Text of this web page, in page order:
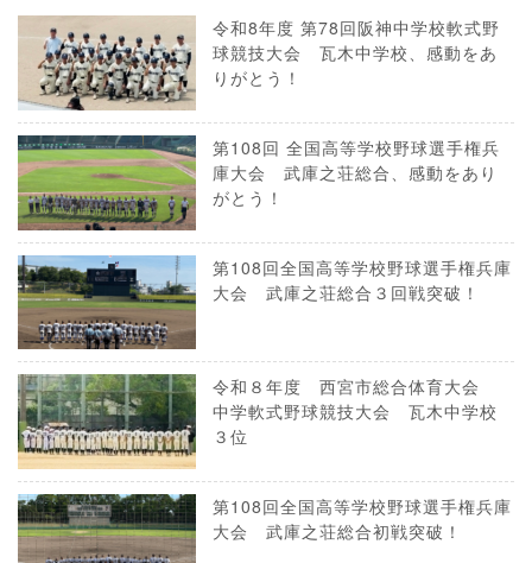
令和8年度 第78回阪神中学校軟式野
球競技大会 瓦木中学校、感動をあ
りがとう！
第108回 全国高等学校野球選手権兵
庫大会 武庫之荘総合、感動をあり
がとう！
第108回全国高等学校野球選手権兵庫
大会 武庫之荘総合３回戦突破！
令和８年度 西宮市総合体育大会
中学軟式野球競技大会 瓦木中学校
３位
第108回全国高等学校野球選手権兵庫
大会 武庫之荘総合初戦突破！